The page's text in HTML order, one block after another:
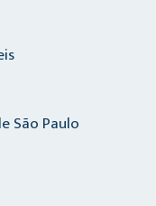
São Paulo